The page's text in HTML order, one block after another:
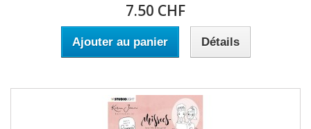
7.50 CHF
Ajouter au panier Détails